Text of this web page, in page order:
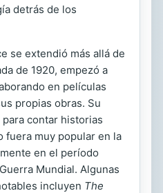
detrás de los
se extendió más allá de
de 1920, empezó a
en películas
propias obras. Su
contar historias
fuera muy popular en la
en el período
Mundial. Algunas
incluyen The